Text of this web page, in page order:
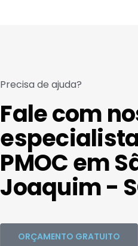
Precisa de ajuda?
Fale com
PMOC em
Joaquim -
ORÇAMENTO GRATUITO